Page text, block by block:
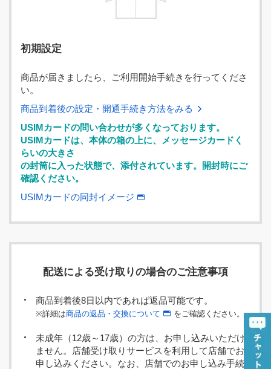
初期設定
商品が届きましたら、ご利用開始手続きを行ってくださ
い。
商品到着後の設定・開通手続き方法をみる
USIMカードの問い合わせが多くなっております。
USIMカードは、本体の箱の上に、メッセージカードく
らいの大きさ
の封筒に入った状態で、添付されています。開封時にご
確認ください。
USIMカードの同封イメージ
配送による受け取りの場合のご注意事項
商品到着後8日以内であれば返品可能です。
※詳細は商品の返品・交換について をご確認ください。
未成年（12歳～17歳）の方は、お申し込みいただけ
ません。店舗受け取りサービスを利用して店舗でお
申し込みください。なお、店舗でのお申し込み手続